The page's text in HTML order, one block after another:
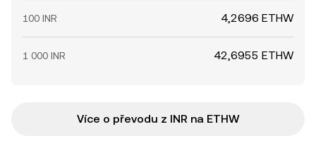
100 INR 4,2696 ETHW
1 000 INR 42,6955 ETHW
Více o převodu z INR na ETHW